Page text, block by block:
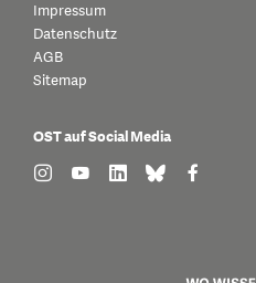
Impressum
Datenschutz
AGB
Sitemap
OST auf Social Media
find us on: instagram
find us on: youtube
find us on:
find us on:
find us